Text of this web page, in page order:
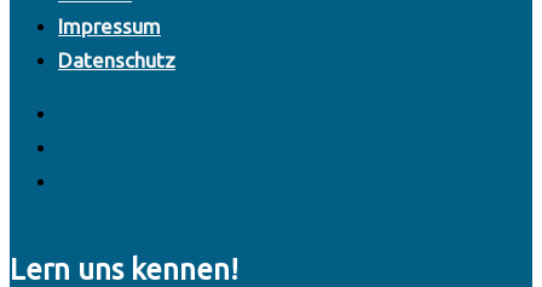
Impressum
Datenschutz
Lern uns kennen!